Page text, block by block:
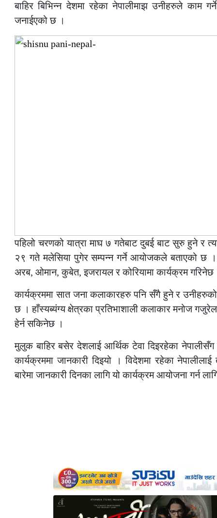
बाहिर बिभिन्न देशमा रहेका नेपालीमाझ उनीहरुले काम
जनाईएको छ ।
पहिलो चरणको यात्रा माघ ७ गतेबाट दुबई बाट सुरु हुने र
२९ गते मलेसिया पुगेर सम्पन्न गर्ने आयोजकले बताएको छ ।
अरब, ओमान, कुबेत, इजरायल र कोरियामा कार्यक्रम गरिनेछ
कार्यक्रममा सात जना कलाकारहरु पनि सँगै हुने र उनीहरुको
छ । हाँस्यब्यंग्य क्षेत्रका प्रतिभाशाली कलाकार मनोज
हेर्न सकिनेछ ।
मुलुक बाहिर बसेर देशलाई आर्थिक टेवा दिइरहेका नेपालीसँग
कार्यक्रममा जानकारी दिइयो । विदेशमा रहेका
बारेमा जानकारी दिनका लागि यो कार्यक्रम आयोजना गर्न